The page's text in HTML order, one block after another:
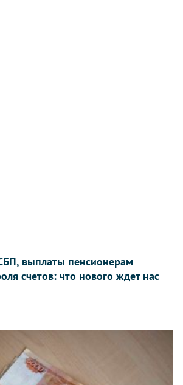
выплаты пенсионерам
счетов: что нового ждет нас